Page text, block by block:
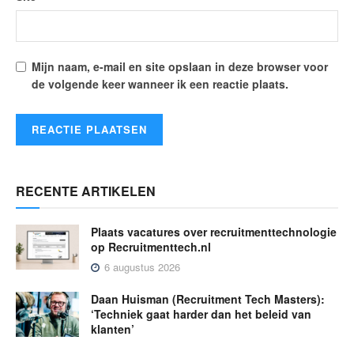
Mijn naam, e-mail en site opslaan in deze browser voor
de volgende keer wanneer ik een reactie plaats.
RECENTE ARTIKELEN
Plaats vacatures over recruitmenttechnologie
op Recruitmenttech.nl
6 augustus 2026
Daan Huisman (Recruitment Tech Masters):
‘Techniek gaat harder dan het beleid van
klanten’